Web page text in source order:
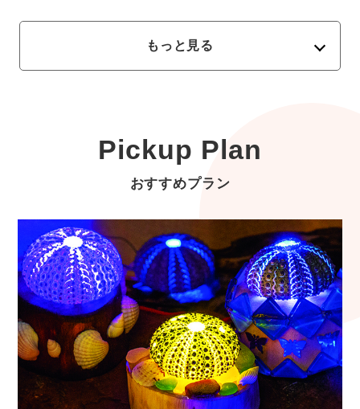
もっと見る
Pickup Plan
おすすめプラン